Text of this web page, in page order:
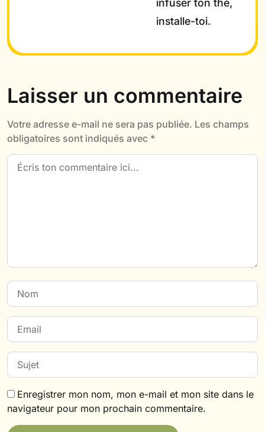
infuser ton thé,
installe-toi.
Laisser un commentaire
Votre adresse e-mail ne sera pas publiée. Les champs
obligatoires sont indiqués avec *
Enregistrer mon nom, mon e-mail et mon site dans le
navigateur pour mon prochain commentaire.